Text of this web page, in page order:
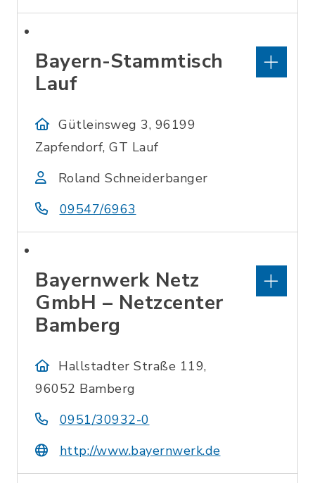
Bayern-Stammtisch
Lauf
Gütleinsweg 3, 96199
Zapfendorf, GT Lauf
Roland Schneiderbanger
09547/6963
Bayernwerk Netz
GmbH – Netzcenter
Bamberg
Hallstadter Straße 119,
96052 Bamberg
0951/30932-0
http://www.bayernwerk.de